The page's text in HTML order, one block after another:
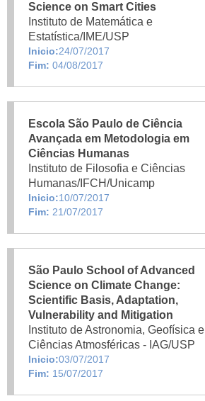
Science on Smart Cities
Instituto de Matemática e
Estatística/IME/USP
Inicio:24/07/2017
Fim: 04/08/2017
Escola São Paulo de Ciência
Avançada em Metodologia em
Ciências Humanas
Instituto de Filosofia e Ciências
Humanas/IFCH/Unicamp
Inicio:10/07/2017
Fim: 21/07/2017
São Paulo School of Advanced
Science on Climate Change:
Scientific Basis, Adaptation,
Vulnerability and Mitigation
Instituto de Astronomia, Geofísica e
Ciências Atmosféricas - IAG/USP
Inicio:03/07/2017
Fim: 15/07/2017